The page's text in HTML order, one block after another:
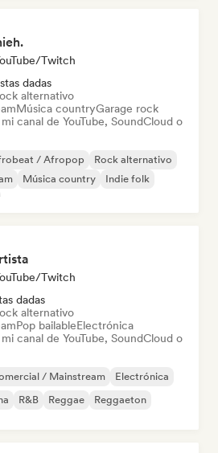
Twitch
dadas
alternativo
Música countryGarage rock
canal de YouTube, SoundCloud o
/ Afropop
Rock alternativo
Música country
Indie folk
Twitch
dadas
alternativo
Pop bailableElectrónica
canal de YouTube, SoundCloud o
/ Mainstream
Electrónica
R&B Reggae Reggaeton